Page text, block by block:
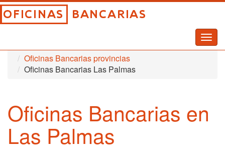
Inicio
Oficinas Bancarias
Oficinas Bancarias provincias
Oficinas Bancarias Las Palmas
Oficinas Bancarias en
Las Palmas